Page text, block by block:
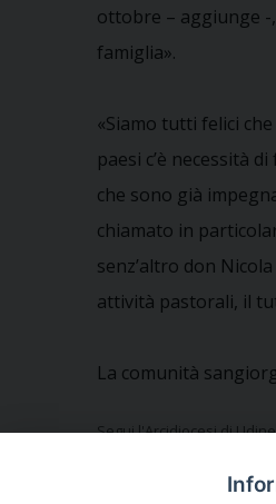
ottobre – aggiunge -
famiglia».
«Siamo tutti felici
paesi c’è necessità
che sono già
chiamato in
senz’altro don
attività pastorali, il
La comunità
Segui l'Arcidiocesi di